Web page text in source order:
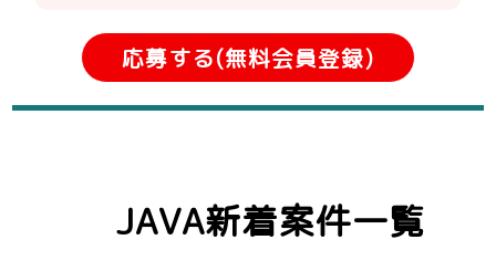
応募する(無料会員登録)
JAVA新着案件一覧